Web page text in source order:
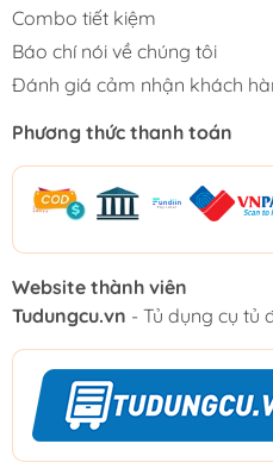
Combo tiết kiệm
Báo chí nói về chúng tôi
Đánh giá cảm nhận khách
Phương thức thanh toán
Website thành viên
Tudungcu.vn - Tủ dụng cụ tủ